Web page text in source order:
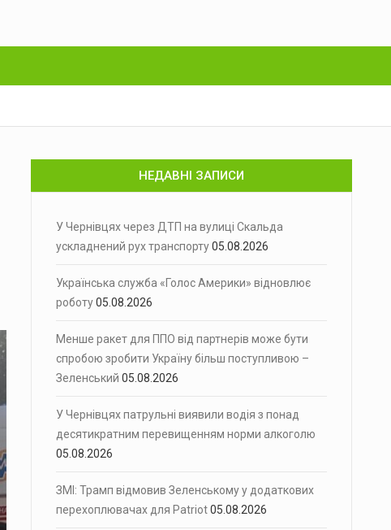
НЕДАВНІ ЗАПИСИ
У Чернівцях через ДТП на вулиці Скальда
ускладнений рух транспорту05.08.2026
Українська служба «Голос Америки» відновлює
роботу05.08.2026
Менше ракет для ППО від партнерів може бути
спробою зробити Україну більш поступливою –
Зеленський 05.08.2026
У Чернівцях патрульні виявили водія з понад
десятикратним перевищенням норми алкоголю
05.08.2026
ЗМІ: Трамп відмовив Зеленському у додаткових
перехоплювачах для Patriot05.08.2026